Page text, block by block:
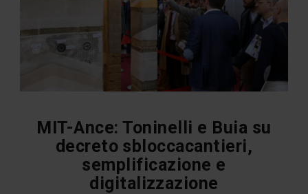
MIT-Ance: Toninelli e Buia su
decreto sbloccacantieri,
semplificazione e
digitalizzazione